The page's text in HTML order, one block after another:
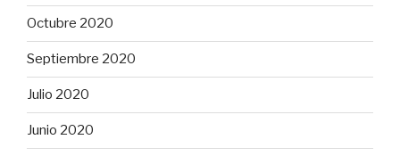
Octubre 2020
Septiembre 2020
Julio 2020
Junio 2020